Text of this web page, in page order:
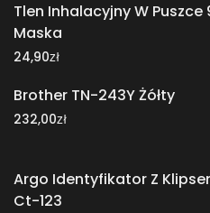
Tlen Inhalacyjny W Puszce
Maska
24,90zł
Brother TN-243Y Żółty
232,00zł
Argo Identyfikator Z
Ct-123